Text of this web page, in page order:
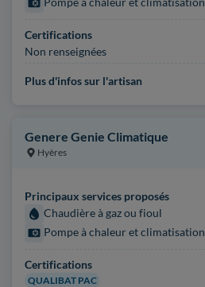
Certifications
Non renseignées
Plus d'infos sur l'artisan
Genere Genie Climatique
Hyères
Principaux services proposés
Chaudière à gaz ou fioul
Pompe à chaleur et climatisation
Certifications
QUALIBAT PAC